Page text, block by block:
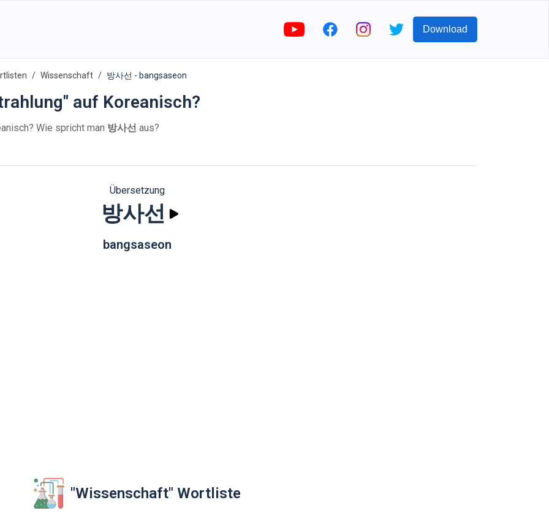
Download
Wissenschaft 방사선 - bangsaseon
auf Koreanisch?
Wie spricht man 방사선 aus?
Übersetzung
방사선
bangsaseon
"Wissenschaft" Wortliste